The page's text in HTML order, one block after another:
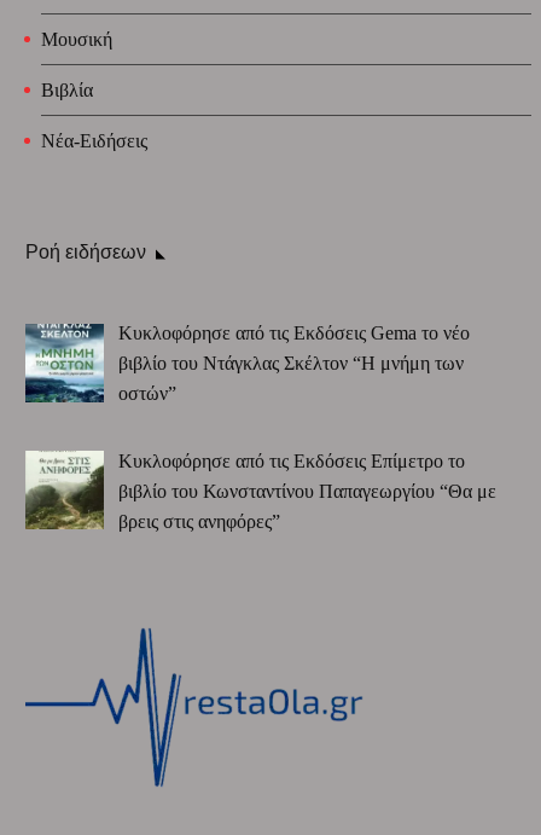
Μουσική
Βιβλία
Νέα-Ειδήσεις
Ροή ειδήσεων
Κυκλοφόρησε από τις Εκδόσεις Gema το νέο
βιβλίο του Ντάγκλας Σκέλτον “Η μνήμη των
οστών”
Κυκλοφόρησε από τις Εκδόσεις Επίμετρο το
βιβλίο του Κωνσταντίνου Παπαγεωργίου “Θα με
βρεις στις ανηφόρες”